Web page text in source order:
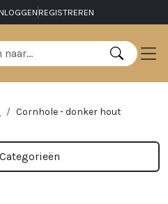
REGISTREREN
Cornhole - donker hout